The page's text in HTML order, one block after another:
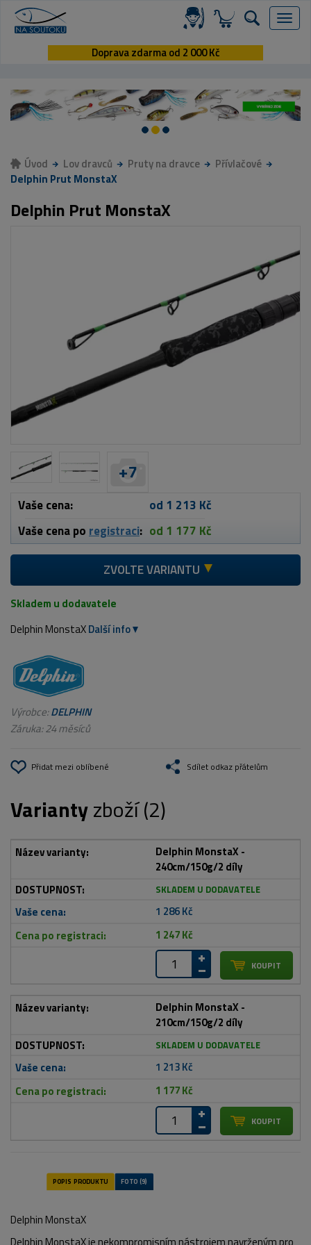
Menu
Doprava zdarma od 2 000 Kč
Úvod Lov dravců Pruty na dravce
Přívlačové
Delphin Prut MonstaX
Delphin Prut MonstaX
+7
Vaše cena:
od 1 213 Kč
Vaše cena po registraci: od 1 177 Kč
ZVOLTE VARIANTU
Skladem u dodavatele
Delphin MonstaXDalší info
Výrobce:DELPHIN
Záruka: 24 měsíců
Přidat mezi oblíbené Sdílet odkaz přátelům
Variantyzboží (2)
Delphin MonstaX -
240cm/150g/2 díly
SKLADEM U DODAVATELE
1 286 Kč
1 247 Kč
Delphin MonstaX -
210cm/150g/2 díly
SKLADEM U DODAVATELE
1 213 Kč
1 177 Kč
Delphin MonstaX